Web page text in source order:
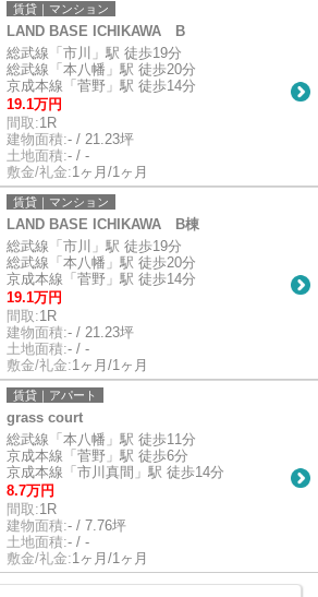
賃貸｜マンション
LAND BASE ICHIKAWA B
総武線「市川」駅 徒歩19分
総武線「本八幡」駅 徒歩20分
京成本線「菅野」駅 徒歩14分
19.1万円
間取:1R
建物面積:- / 21.23坪
土地面積:- / -
敷金/礼金:1ヶ月/1ヶ月
賃貸｜マンション
LAND BASE ICHIKAWA B棟
総武線「市川」駅 徒歩19分
総武線「本八幡」駅 徒歩20分
京成本線「菅野」駅 徒歩14分
19.1万円
間取:1R
建物面積:- / 21.23坪
土地面積:- / -
敷金/礼金:1ヶ月/1ヶ月
賃貸｜アパート
grass court
総武線「本八幡」駅 徒歩11分
京成本線「菅野」駅 徒歩6分
京成本線「市川真間」駅 徒歩14分
8.7万円
間取:1R
建物面積:- / 7.76坪
土地面積:- / -
敷金/礼金:1ヶ月/1ヶ月